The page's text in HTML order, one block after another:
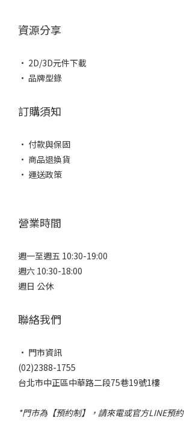
資源分享
• 2D/3D元件下載
• 品牌型錄
訂購須知
• 付款與保固
• 商品退換貨
• 運送政策
營業時間
週一至週五 10:30-19:00
週六 10:30-18:00
週日 公休
聯絡我們
• 門市資訊
(02)2388-1755
台北市中正區中華路二段75巷19號1樓
*門市為【預約制】，請來電或官方LINE預約